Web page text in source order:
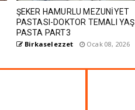
ŞEKER HAMURLU MEZUNİYET
PASTASI-DOKTOR TEMALI YAŞ
PASTA PART3
Birkaselezzet Ocak 08, 2026